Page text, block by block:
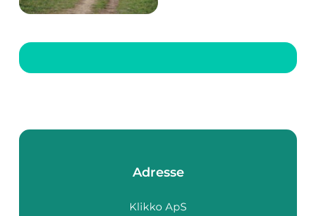
til rytter i god kvalitet
for å oppnå en trygg
Adresse